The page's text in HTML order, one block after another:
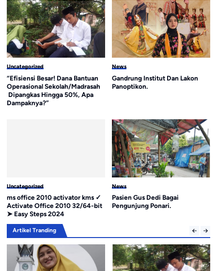
Uncategorized
“Efisiensi Besar! Dana Bantuan
Operasional Sekolah/Madrasah
Dipangkas Hingga 50%, Apa
Dampaknya?”
News
Gandrung Institut Dan Lakon
Panoptikon.
Uncategorized
ms office 2010 activator kms ✓
Activate Office 2010 32/64-bit
➤ Easy Steps 2024
News
Pasien Gus Dedi Bagai
Pengunjung Ponari.
Artikel Tranding